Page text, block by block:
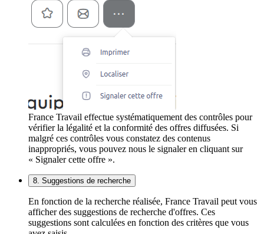
France Travail effectue systématiquement des contrôles pour
vérifier la légalité et la conformité des offres diffusées. Si
malgré ces contrôles vous constatez des contenus
inappropriés, vous pouvez nous le signaler en cliquant sur
« Signaler cette offre ».
8. Suggestions de recherche
En fonction de la recherche réalisée, France Travail peut vous
afficher des suggestions de recherche d'offres. Ces
suggestions sont calculées en fonction des critères que vous